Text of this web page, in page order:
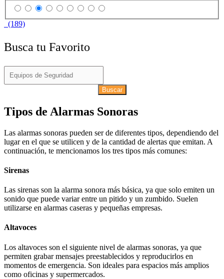
(189)
Busca tu Favorito
Buscar
Tipos de Alarmas Sonoras
Las alarmas sonoras pueden ser de diferentes tipos, dependiendo del
lugar en el que se utilicen y de la cantidad de alertas que emitan. A
continuación, te mencionamos los tres tipos más comunes:
Sirenas
Las sirenas son la alarma sonora más básica, ya que solo emiten un
sonido que puede variar entre un pitido y un zumbido. Suelen
utilizarse en alarmas caseras y pequeñas empresas.
Altavoces
Los altavoces son el siguiente nivel de alarmas sonoras, ya que
permiten grabar mensajes preestablecidos y reproducirlos en
momentos de emergencia. Son ideales para espacios más amplios
como oficinas y supermercados.